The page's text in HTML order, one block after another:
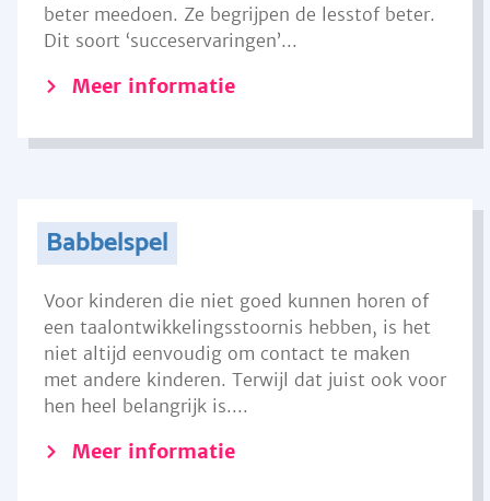
beter meedoen. Ze begrijpen de lesstof beter.
Dit soort ‘succeservaringen’...
Meer informatie
Babbelspel
Voor kinderen die niet goed kunnen horen of
een taalontwikkelingsstoornis hebben, is het
niet altijd eenvoudig om contact te maken
met andere kinderen. Terwijl dat juist ook voor
hen heel belangrijk is....
Meer informatie